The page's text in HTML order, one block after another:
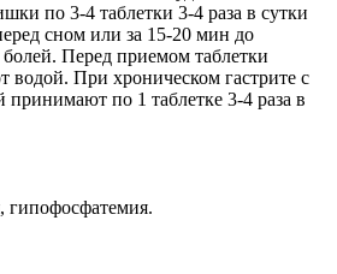
по 3-4 таблетки 3-4 раза в сутки
сном или за 15-20 мин до
Перед приемом таблетки
водой. При хроническом гастрите с
по 1 таблетке 3-4 раза в
гипофосфатемия.